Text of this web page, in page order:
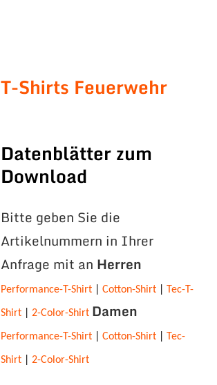
T-Shirts Feuerwehr
Datenblätter zum
Download
Bitte geben Sie die
Artikelnummern in Ihrer
Anfrage mit an Herren
Performance-T-Shirt| Cotton-Shirt Tec-T-
Shirt| 2-Color-Shirt Damen
Performance-T-Shirt| Cotton-Shirt| Tec-
Shirt| 2-Color-Shirt